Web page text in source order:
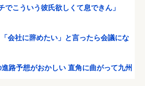
でこういう彼氏欲しくて息できん」
「会社に辞めたい」と言ったら会議にな
進路予想がおかしい 直角に曲がって九州